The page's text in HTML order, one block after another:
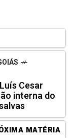
Cesar
interna do
MATÉRIA